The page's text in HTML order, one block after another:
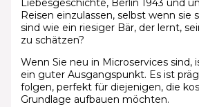
Liebesgeschichte, Berlin 1943 und
Reisen einzulassen, selbst wenn sie
sind wie ein riesiger Bär, der lernt,
zu schätzen?
Wenn Sie neu in Microservices sind,
ein guter Ausgangspunkt. Es ist
folgen, perfekt für diejenigen, die
Grundlage aufbauen möchten.